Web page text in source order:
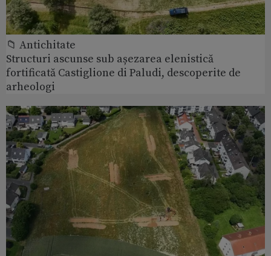
📁 Antichitate
Structuri ascunse sub așezarea elenistică
fortificată Castiglione di Paludi, descoperite de
arheologi